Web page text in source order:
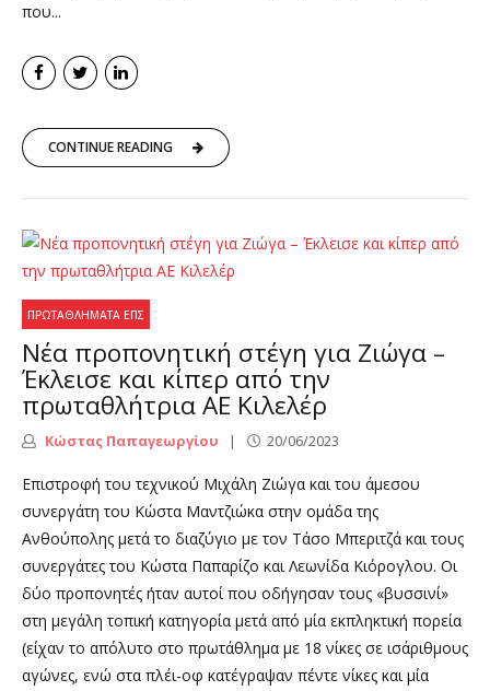
που...
CONTINUE READING
ΠΡΩΤΑΘΛΉΜΑΤΑ ΕΠΣ
Νέα προπονητική στέγη για Ζιώγα –
Έκλεισε και κίπερ από την
πρωταθλήτρια ΑΕ Κιλελέρ
Κώστας Παπαγεωργίου 20/06/2023
Επιστροφή του τεχνικού Μιχάλη Ζιώγα και του άμεσου
συνεργάτη του Κώστα Μαντζιώκα στην ομάδα της
Ανθούπολης μετά το διαζύγιο με τον Τάσο Μπεριτζά και τους
συνεργάτες του Κώστα Παπαρίζο και Λεωνίδα Κιόρογλου. Οι
δύο προπονητές ήταν αυτοί που οδήγησαν τους «βυσσινί»
στη μεγάλη τοπική κατηγορία μετά από μία εκπληκτική πορεία
(είχαν το απόλυτο στο πρωτάθλημα με 18 νίκες σε ισάριθμους
αγώνες, ενώ στα πλέι-οφ κατέγραψαν πέντε νίκες και μία